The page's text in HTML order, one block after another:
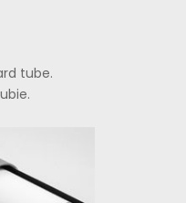
tube.